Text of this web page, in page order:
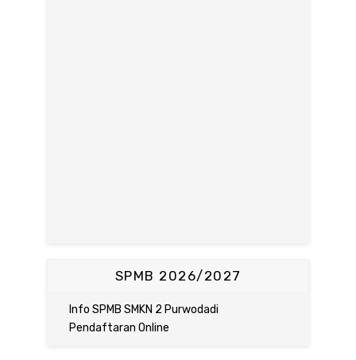
SPMB 2026/2027
Info SPMB SMKN 2 Purwodadi
Pendaftaran Online